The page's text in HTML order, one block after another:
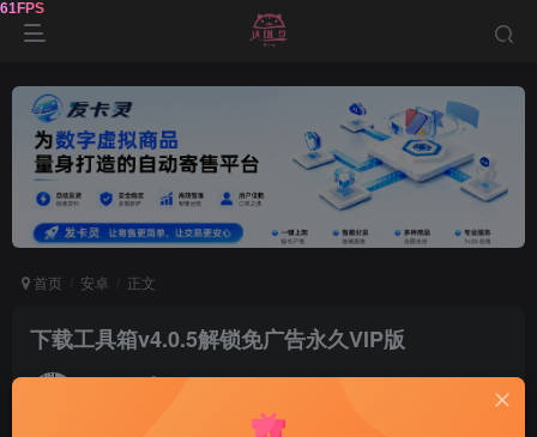
首页 安卓 正文
下载工具箱v4.0.5解锁免广告永久VIP版
鹿鸣 关注